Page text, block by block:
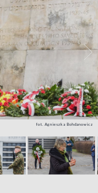
fot. Agnieszka Bohdanowicz